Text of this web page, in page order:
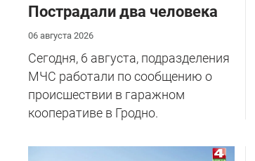
Пострадали два человека
06 августа 2026
Сегодня, 6 августа, подразделения
МЧС работали по сообщению о
происшествии в гаражном
кооперативе в Гродно.